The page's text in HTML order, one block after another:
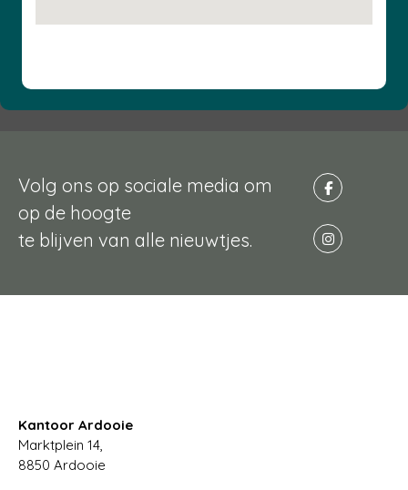
Volg ons op sociale media om
op de hoogte
te blijven van alle nieuwtjes.
Kantoor Ardooie
Marktplein 14,
8850 Ardooie